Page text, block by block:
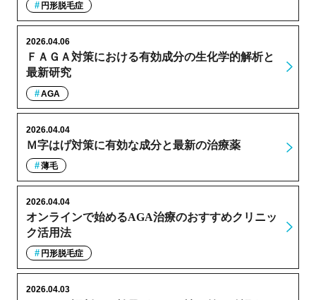
円形脱毛症
ＦＡＧＡ対策における有効成分の生化学的解析と
最新研究
2026.04.06
AGA
Ｍ字はげ対策に有効な成分と最新の治療薬
2026.04.04
薄毛
オンラインで始めるAGA治療のおすすめクリニッ
ク活用法
2026.04.04
円形脱毛症
2026.04.03